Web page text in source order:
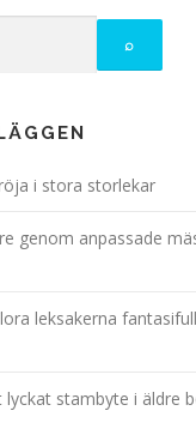
i stora storlekar
genom anpassade
leksakerna
lyckat stambyte i äldre